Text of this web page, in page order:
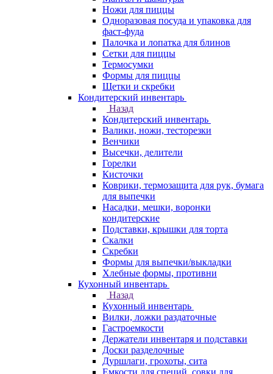
Ножи для пиццы
Одноразовая посуда и упаковка для
фаст-фуда
Палочка и лопатка для блинов
Сетки для пиццы
Термосумки
Формы для пиццы
Щетки и скребки
Кондитерский инвентарь
Назад
Кондитерский инвентарь
Валики, ножи, тесторезки
Венчики
Высечки, делители
Горелки
Кисточки
Коврики, термозащита для рук, бумага
для выпечки
Насадки, мешки, воронки
кондитерские
Подставки, крышки для торта
Скалки
Скребки
Формы для выпечки/выкладки
Хлебные формы, противни
Кухонный инвентарь
Назад
Кухонный инвентарь
Вилки, ложки раздаточные
Гастроемкости
Держатели инвентаря и подставки
Доски разделочные
Дуршлаги, грохоты, сита
Емкости для специй, совки для